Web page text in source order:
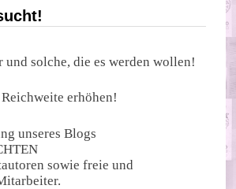
und solche, die es werden wollen!
erhöhen!
unseres Blogs
sowie freie und